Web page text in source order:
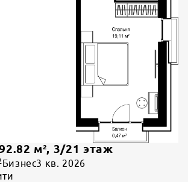
м², 3/21 этаж
Бизнес3 кв. 2026